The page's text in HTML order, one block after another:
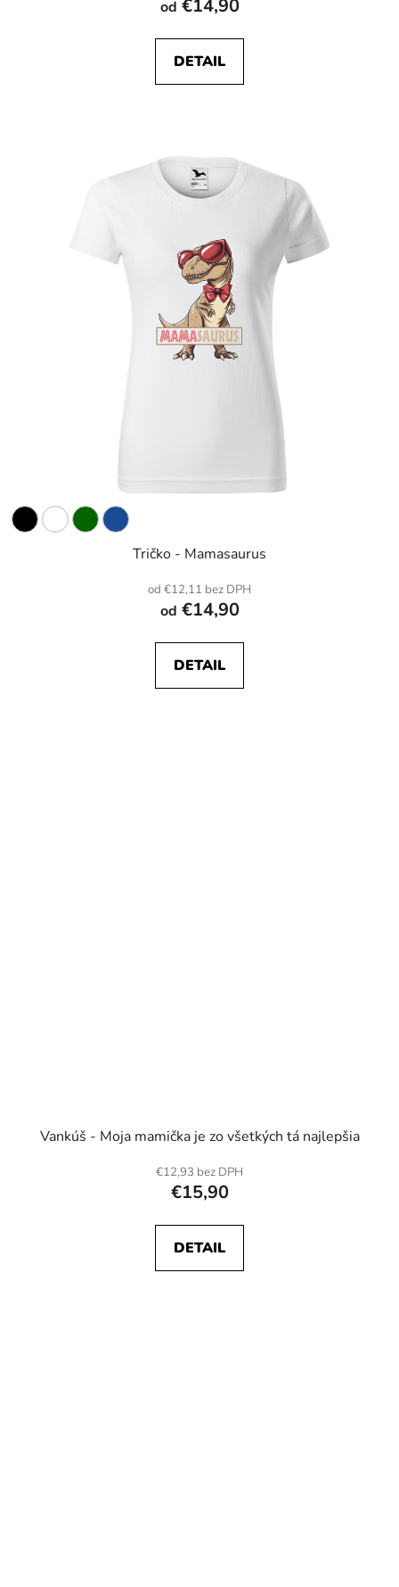
od €14,90
DETAIL
Tričko - Mamasaurus
od €12,11 bez DPH
od €14,90
DETAIL
Vankúš - Moja mamička je zo všetkých tá najlepšia
€12,93 bez DPH
€15,90
DETAIL